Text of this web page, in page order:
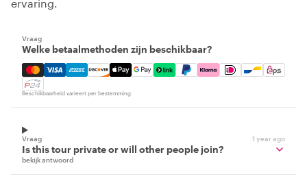
ervaring.
Vraag
Welke betaalmethoden zijn beschikbaar?
Mastercard, Visa, Amex, Discover, Apple Pay, Google
Beschikbaarheid varieert per bestemming
Vraag 1 year ago
Is this tour private or will other people join?
bekijk antwoord